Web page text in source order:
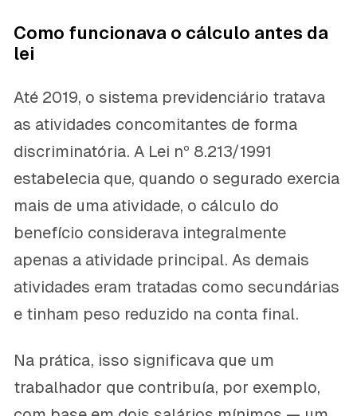
Como funcionava o cálculo antes da
lei
Até 2019, o sistema previdenciário tratava
as atividades concomitantes de forma
discriminatória. A Lei nº 8.213/1991
estabelecia que, quando o segurado exercia
mais de uma atividade, o cálculo do
benefício considerava integralmente
apenas a atividade principal. As demais
atividades eram tratadas como secundárias
e tinham peso reduzido na conta final.
Na prática, isso significava que um
trabalhador que contribuía, por exemplo,